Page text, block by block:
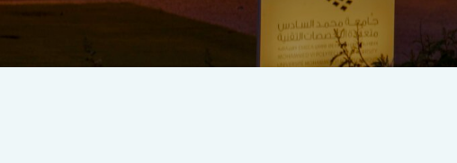
LE